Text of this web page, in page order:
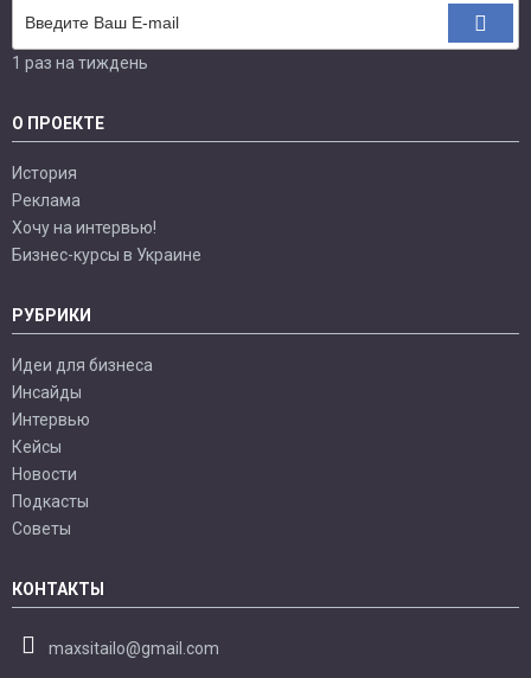
1 раз на тиждень
О ПРОЕКТЕ
История
Реклама
Хочу на интервью!
Бизнес-курсы в Украине
РУБРИКИ
Идеи для бизнеса
Инсайды
Интервью
Кейсы
Новости
Подкасты
Советы
КОНТАКТЫ
maxsitailo@gmail.com